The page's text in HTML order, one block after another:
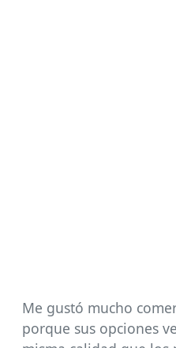
Me gustó mucho
porque sus opciones